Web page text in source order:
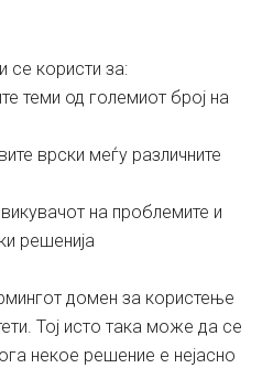
се користи за:
теми од големиот број на
врски меѓу различните
на проблемите и
решенија
домен за користење
Тој исто така може да се
некое решение е нејасно